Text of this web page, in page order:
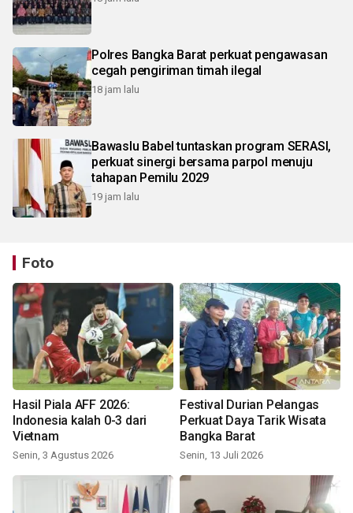
Polres Bangka Barat perkuat pengawasan
cegah pengiriman timah ilegal
18 jam lalu
Bawaslu Babel tuntaskan program SERASI,
perkuat sinergi bersama parpol menuju
tahapan Pemilu 2029
19 jam lalu
Foto
Hasil Piala AFF 2026:
Indonesia kalah 0-3 dari
Vietnam
Senin, 3 Agustus 2026
Festival Durian Pelangas
Perkuat Daya Tarik Wisata
Bangka Barat
Senin, 13 Juli 2026